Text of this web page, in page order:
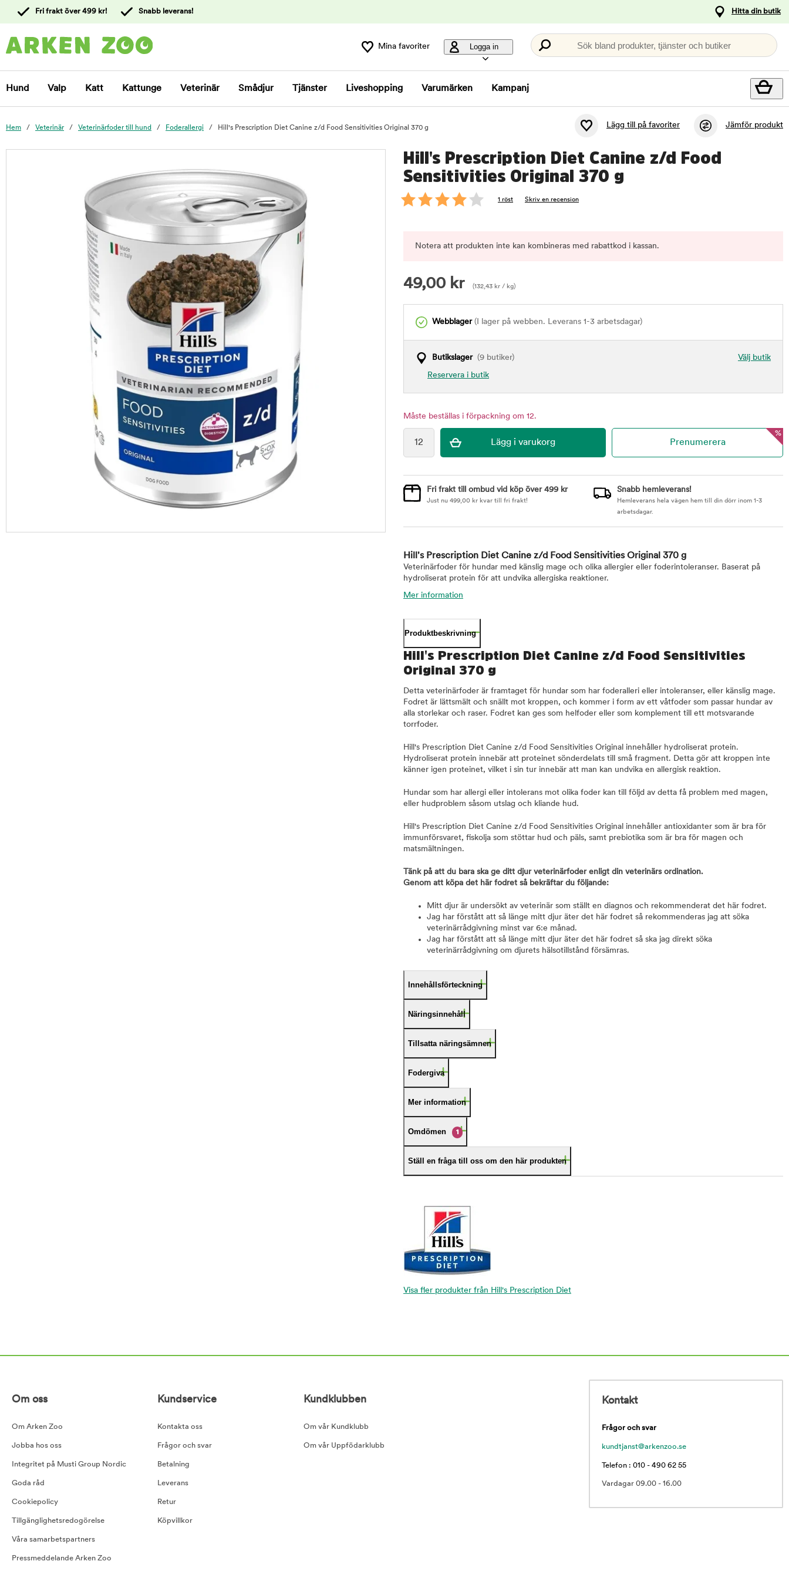
kundtjänst
Fri frakt över 499 kr! Snabb leverans! Hitta din butik
Mina favoriter Logga in Sök bland produkter, tjänster och butiker
Hund Valp Katt Kattunge Veterinär Smådjur Tjänster Liveshopping Varumärken Kampanj
Hem Veterinär Veterinärfoder till hund Foderallergi Hill's Prescription Diet Canine z/d Food Sensitivities Original 370 g Lägg till på favoriter Jämför produkt
Hill's Prescription Diet Canine z/d Food
Sensitivities Original 370 g
1 röst Skriv en recension
Notera att produkten inte kan kombineras med rabattkod i kassan.
49,00 kr (132,43 kr / kg)
Webblager(I lager på webben. Leverans 1-3 arbetsdagar)
Välj butik
Butikslager(9 butiker)
Reservera i butik
Måste beställas i förpackning om 12.
%
Fri frakt till ombud vid köp över 499 kr
Just nu 499,00 kr kvar till fri frakt!
Snabb hemleverans!
Hemleverans hela vägen hem till din dörr inom 1-3
arbetsdagar.
Hill's Prescription Diet Canine z/d Food Sensitivities Original 370 g
Veterinärfoder för hundar med känslig mage och olika allergier eller foderintoleranser. Baserat på
hydroliserat protein för att undvika allergiska reaktioner.
Mer information
Produktbeskrivning
Hill's Prescription Diet Canine z/d Food Sensitivities
Original 370 g
Detta veterinärfoder är framtaget för hundar som har foderalleri eller intoleranser, eller känslig mage.
Fodret är lättsmält och snällt mot kroppen, och kommer i form av ett våtfoder som passar hundar av
alla storlekar och raser. Fodret kan ges som helfoder eller som komplement till ett motsvarande
torrfoder.
Hill's Prescription Diet Canine z/d Food Sensitivities Original innehåller hydroliserat protein.
Hydroliserat protein innebär att proteinet sönderdelats till små fragment. Detta gör att kroppen inte
känner igen proteinet, vilket i sin tur innebär att man kan undvika en allergisk reaktion.
Hundar som har allergi eller intolerans mot olika foder kan till följd av detta få problem med magen,
eller hudproblem såsom utslag och kliande hud.
Hill's Prescription Diet Canine z/d Food Sensitivities Original innehåller antioxidanter som är bra för
immunförsvaret, fiskolja som stöttar hud och päls, samt prebiotika som är bra för magen och
matsmältningen.
Tänk på att du bara ska ge ditt djur veterinärfoder enligt din veterinärs ordination.
Genom att köpa det här fodret så bekräftar du följande:
Mitt djur är undersökt av veterinär som ställt en diagnos och rekommenderat det här fodret.
Jag har förstått att så länge mitt djur äter det här fodret så rekommenderas jag att söka
veterinärrådgivning minst var 6:e månad.
Jag har förstått att så länge mitt djur äter det här fodret så ska jag direkt söka
veterinärrådgivning om djurets hälsotillstånd försämras.
Innehållsförteckning
Näringsinnehåll
Tillsatta näringsämnen
Fodergiva
Mer information
Omdömen 1
Ställ en fråga till oss om den här produkten
Visa fler produkter från Hill's Prescription Diet
Om oss
Om Arken Zoo
Jobba hos oss
Integritet på Musti Group Nordic
Goda råd
Cookiepolicy
Tillgänglighetsredogörelse
Våra samarbetspartners
Pressmeddelande Arken Zoo
Kundservice
Kontakta oss
Frågor och svar
Betalning
Leverans
Retur
Köpvillkor
Kundklubben
Om vår Kundklubb
Om vår Uppfödarklubb
Kontakt
Frågor och svar
kundtjanst@arkenzoo.se
Telefon : 010 - 490 62 55
Vardagar 09.00 - 16.00